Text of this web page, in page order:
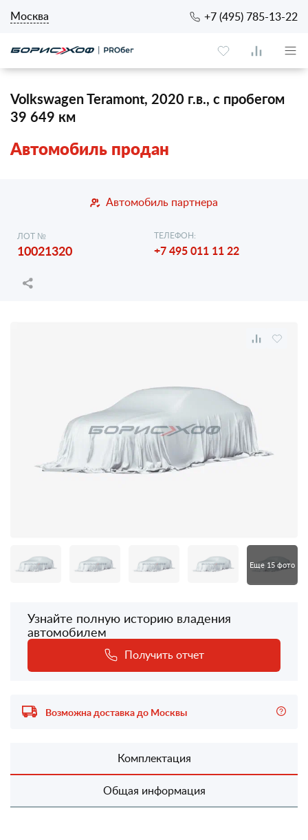
Москва +7 (495) 785-13-22
Volkswagen Teramont, 2020 г.в., с пробегом
39 649 км
Автомобиль продан
Автомобиль партнера
ЛОТ №
10021320
ТЕЛЕФОН:
+7 495 011 11 22
Еще 15 фото
Узнайте полную историю владения
автомобилем
Получить отчет
Возможна доставка до Москвы
Комплектация
Общая информация